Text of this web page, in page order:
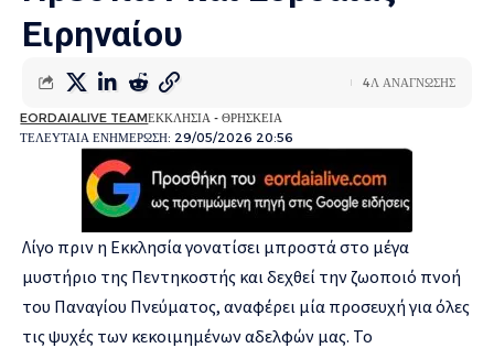
Ειρηναίου
ΤΕΛΕΥΤΑΙΑ ΕΝΗΜΕΡΩΣΗ: 29/05/2026 20:56
EORDAIALIVE TEAMΕΚΚΛΗΣΙΑ - ΘΡΗΣΚΕΙΑ
4Λ ΑΝΑΓΝΩΣΗΣ
Λίγο πριν η Εκκλησία γονατίσει μπροστά στο μέγα
μυστήριο της Πεντηκοστής και δεχθεί την ζωοποιό πνοή
του Παναγίου Πνεύματος, αναφέρει μία προσευχή για όλες
τις ψυχές των κεκοιμημένων αδελφών μας. Το